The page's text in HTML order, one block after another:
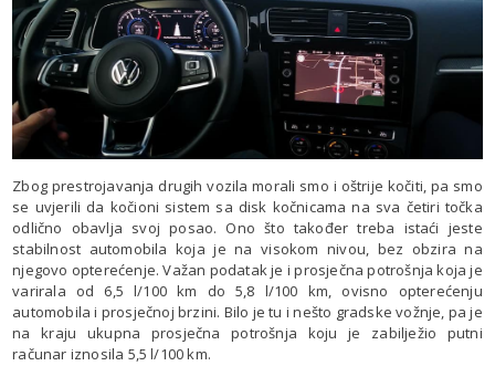
Zbog prestrojavanja drugih vozila morali smo i oštrije kočiti, pa smo
se uvjerili da kočioni sistem sa disk kočnicama na sva četiri točka
odlično obavlja svoj posao. Ono što također treba istaći jeste
stabilnost automobila koja je na visokom nivou, bez obzira na
njegovo opterećenje. Važan podatak je i prosječna potrošnja koja je
varirala od 6,5 l/100 km do 5,8 l/100 km, ovisno opterećenju
automobila i prosječnoj brzini. Bilo je tu i nešto gradske vožnje, pa je
na kraju ukupna prosječna potrošnja koju je zabilježio putni
računar iznosila 5,5 l/100 km.